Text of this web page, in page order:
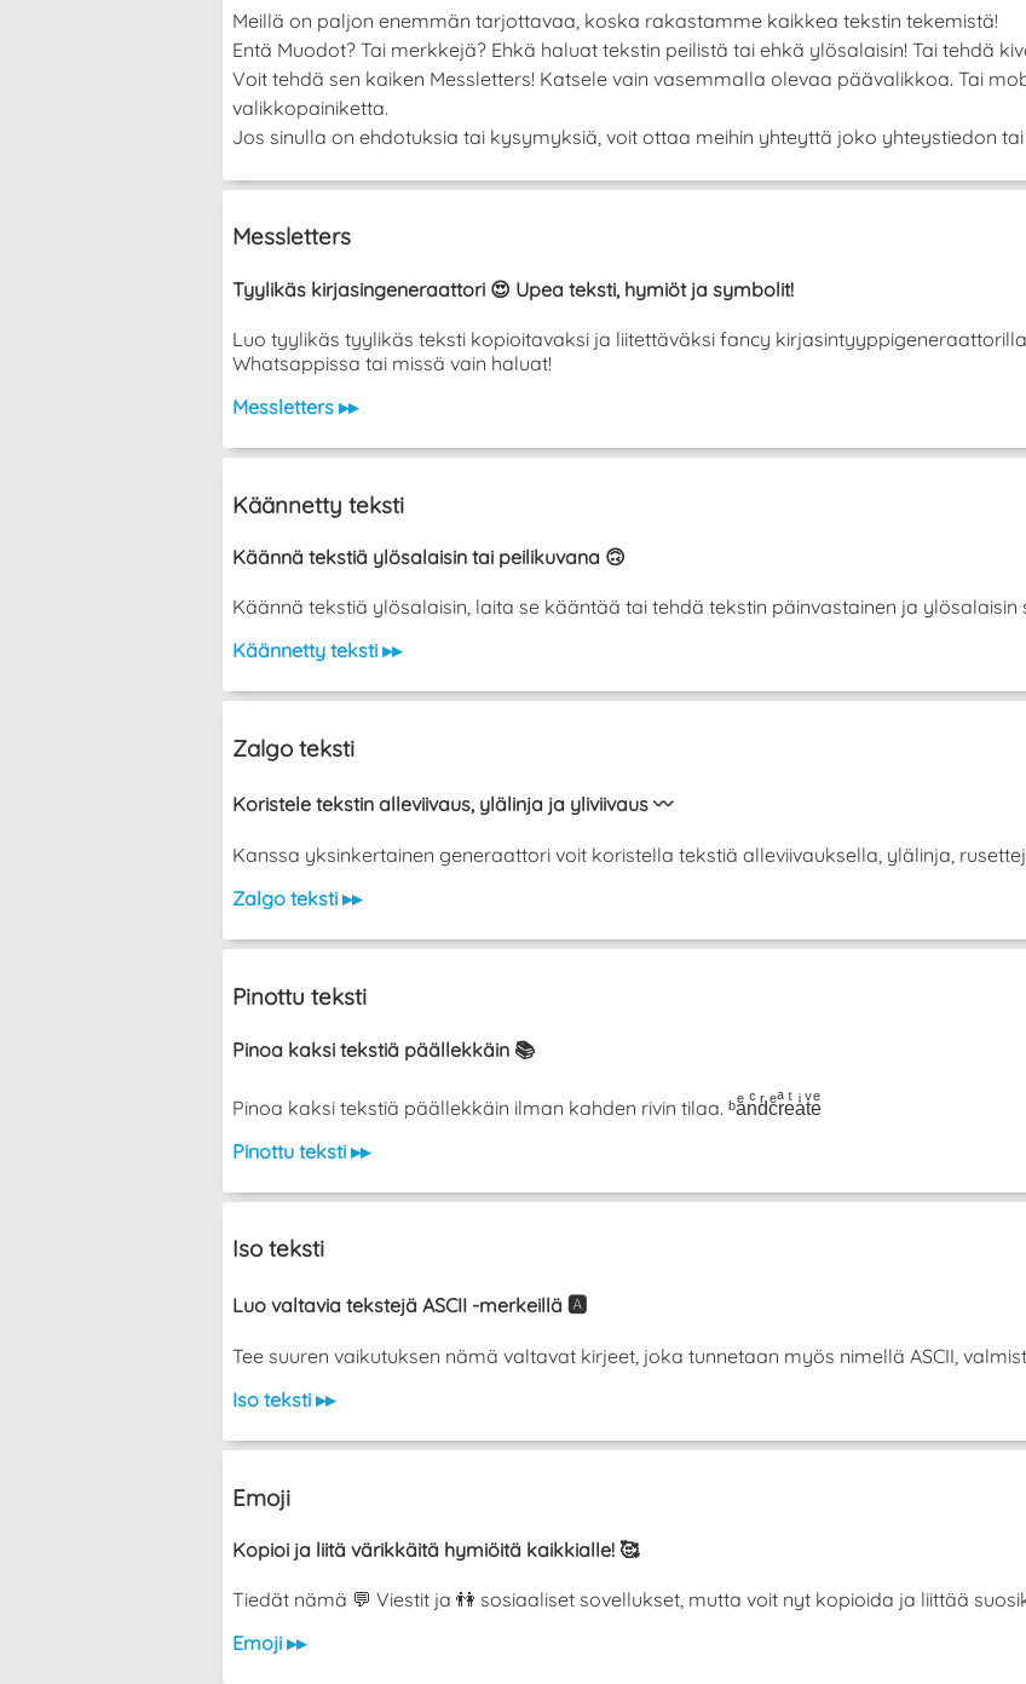
Meillä on paljon enemmän tarjottavaa, koska rakastamme kaikkea tekstin tekemistä!
Entä Muodot? Tai merkkejä? Ehkä haluat tekstin peilistä tai ehkä ylösalaisin! Tai tehdä
Voit tehdä sen kaiken Messletters! Katsele vain vasemmalla olevaa päävalikkoa. Tai
valikkopainiketta.
Jos sinulla on ehdotuksia tai kysymyksiä, voit ottaa meihin yhteyttä joko yhteystiedon tai
Messletters
Tyylikäs kirjasingeneraattori 😍 Upea teksti, hymiöt ja symbolit!
Luo tyylikäs tyylikäs teksti kopioitavaksi ja liitettäväksi fancy
Whatsappissa tai missä vain haluat!
Messletters ▸▸
Käännetty teksti
Käännä tekstiä ylösalaisin tai peilikuvana 🙃
Käännä tekstiä ylösalaisin, laita se kääntää tai tehdä tekstin päinvastainen ja
Käännetty teksti ▸▸
Zalgo teksti
Koristele tekstin alleviivaus, ylälinja ja yliviivaus 〰️
Kanssa yksinkertainen generaattori voit koristella tekstiä alleviivauksella, ylälinja,
Zalgo teksti ▸▸
Pinottu teksti
Pinoa kaksi tekstiä päällekkäin 📚
Pinoa kaksi tekstiä päällekkäin ilman kahden rivin tilaa. ᵇaͤnͨdͬcͤrͣeͭaͥtͮeͤ
Pinottu teksti ▸▸
Iso teksti
Luo valtavia tekstejä ASCII -merkeillä 🅰️
Tee suuren vaikutuksen nämä valtavat kirjeet, joka tunnetaan myös nimellä ASCII,
Iso teksti ▸▸
Emoji
Kopioi ja liitä värikkäitä hymiöitä kaikkialle! 🥰
Tiedät nämä 💬 Viestit ja 👫 sosiaaliset sovellukset, mutta voit nyt kopioida ja liittää
Emoji ▸▸